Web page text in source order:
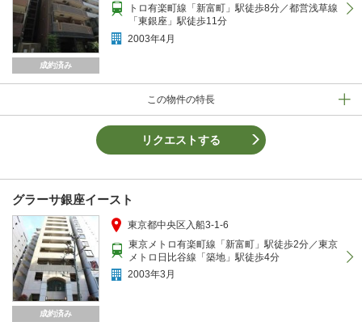
成約済み
この物件の特長
トロ有楽町線「新富町」駅徒歩8分／都営浅草線
「東銀座」駅徒歩11分
2003年4月
リクエストする
グラーサ銀座イースト
成約済み
東京都中央区入船3-1-6
東京メトロ有楽町線「新富町」駅徒歩2分／東京
メトロ日比谷線「築地」駅徒歩4分
2003年3月